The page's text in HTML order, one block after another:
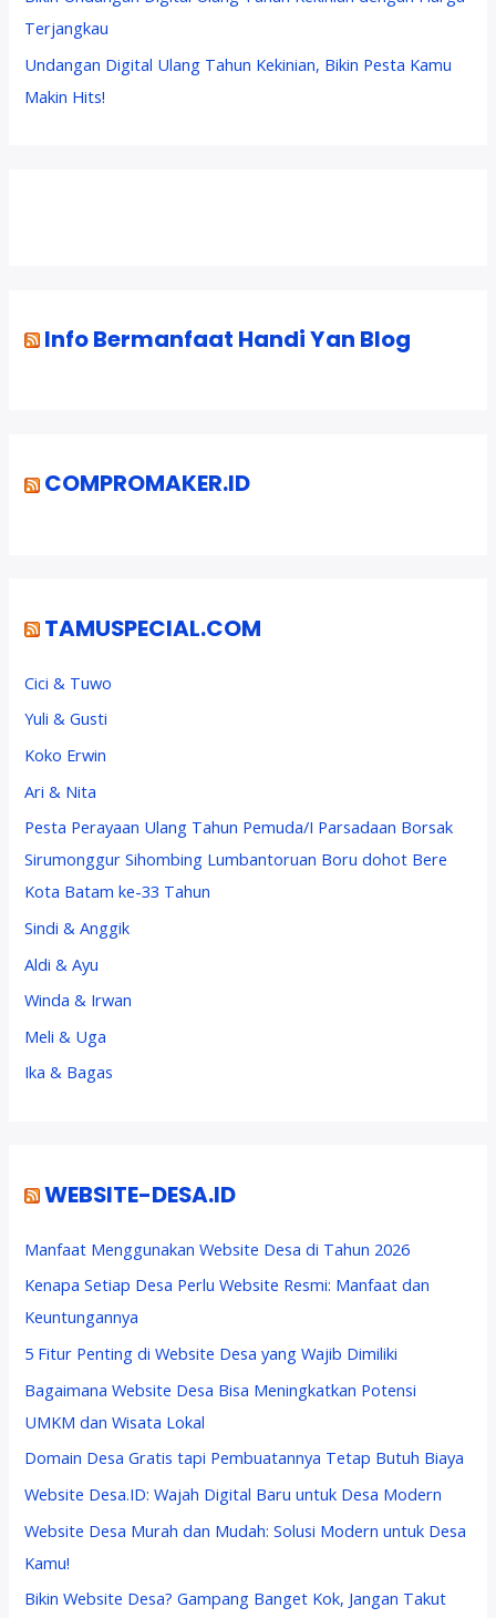
Terjangkau
Undangan Digital Ulang Tahun Kekinian, Bikin Pesta Kamu
Makin Hits!
Info Bermanfaat Handi Yan Blog
COMPROMAKER.ID
TAMUSPECIAL.COM
Cici & Tuwo
Yuli & Gusti
Koko Erwin
Ari & Nita
Pesta Perayaan Ulang Tahun Pemuda/I Parsadaan Borsak
Sirumonggur Sihombing Lumbantoruan Boru dohot Bere
Kota Batam ke-33 Tahun
Sindi & Anggik
Aldi & Ayu
Winda & Irwan
Meli & Uga
Ika & Bagas
WEBSITE-DESA.ID
Manfaat Menggunakan Website Desa di Tahun 2026
Kenapa Setiap Desa Perlu Website Resmi: Manfaat dan
Keuntungannya
5 Fitur Penting di Website Desa yang Wajib Dimiliki
Bagaimana Website Desa Bisa Meningkatkan Potensi
UMKM dan Wisata Lokal
Domain Desa Gratis tapi Pembuatannya Tetap Butuh Biaya
Website Desa.ID: Wajah Digital Baru untuk Desa Modern
Website Desa Murah dan Mudah: Solusi Modern untuk Desa
Kamu!
Bikin Website Desa? Gampang Banget Kok, Jangan Takut